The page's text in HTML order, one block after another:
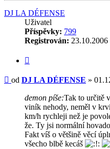
DJ LA DÉFENSE
Uživatel
Příspěvky: 799
Registrován: 23.10.2006
Příspěvek
od DJ LA DÉFENSE »
demon píše:Tak to určitě
viník nehody, neměl v
km/h rychleji než je
že. Ty jsi normální
Fakt víš o většině věcí
všecho blbě kecáš